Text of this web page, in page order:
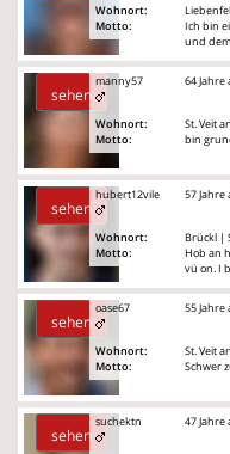
Wohnort:
Motto:
Ich bin
und
sehen
manny57
Wohnort:
Motto:
64 Jahre
St. Veit
bin
sehen
hubert12vile
Wohnort:
Motto:
57 Jahre
Brückl |
Hob an
vü on. I
sehen
oase67
Wohnort:
Motto:
55 Jahre
St. Veit
Schwer
sehen
suchektn 47 Jahre